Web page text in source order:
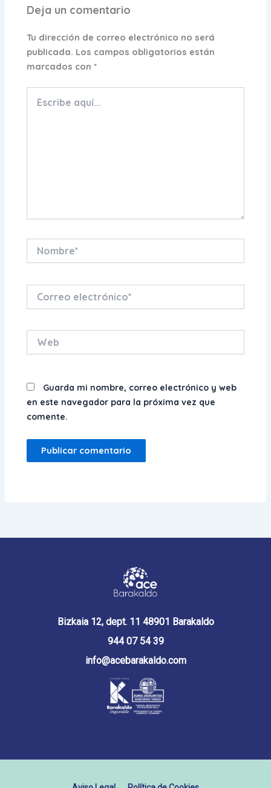
Deja un comentario
Tu dirección de correo electrónico no será
publicada. Los campos obligatorios están
marcados con*
aquí...
electrónico*
Guarda mi nombre, correo electrónico y web
en este navegador para la próxima vez que
comente.
Bizkaia 12, dept. 11 48901 Barakaldo
944 07 54 39
info@acebarakaldo.com